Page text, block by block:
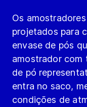
Os
projetados para
envase de pós
amostrador com
de pó
entra no saco,
condições de